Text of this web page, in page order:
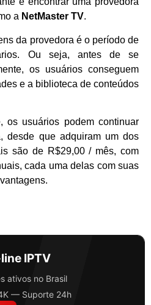
a NetMaster TV.
da provedora é o período de
Ou seja, antes de se
os usuários conseguem
e a biblioteca de conteúdos
os usuários podem continuar
desde que adquiram um dos
são de R$29,00 / mês, com
cada uma delas com suas
IPTV
ativos no Brasil
— Suporte 24h